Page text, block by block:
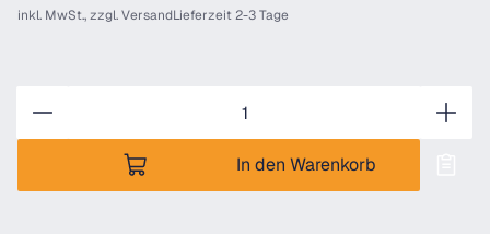
inkl. MwSt., zzgl.VersandLieferzeit 2-3 Tage
In den Warenkorb